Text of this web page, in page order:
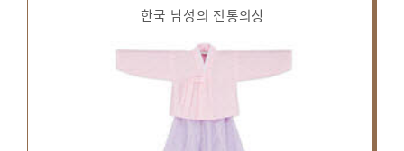
한국 남성의 전통의상